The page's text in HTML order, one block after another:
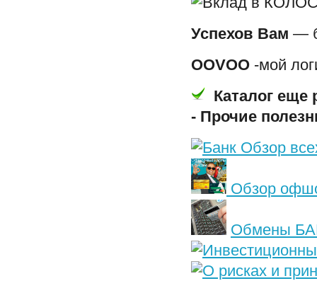
Успехов Вам —
OOVOO -мой
Каталог еще
- Прочие
Обзор
Обзор
Обмены